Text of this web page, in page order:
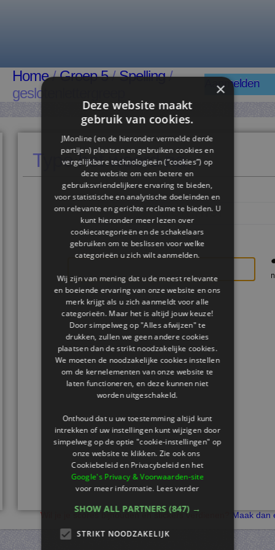
Home/Groep 5/Spelling/
geslotenlettergreep
Aanmelden
Type het woord na
trommel
Wil je je scores bijhouden en stickers verdienen? Maak dan
×
Deze website maakt
gebruik van cookies.
JMonline (en de hieronder vermelde derde
partijen) plaatsen en gebruiken cookies en
vergelijkbare technologieën (“cookies”) op
deze website om een ​​betere en
gebruiksvriendelijkere ervaring te bieden,
voor statistische en analytische doeleinden en
om relevante en gerichte reclame te bieden. U
kunt hieronder meer lezen over
cookiecategorieën en de schakelaars
gebruiken om te beslissen voor welke
categorieën u zich wilt aanmelden.
Wij zijn van mening dat u de meest relevante
en boeiende ervaring van onze website en ons
merk krijgt als u zich aanmeldt voor alle
categorieën. Maar het is altijd jouw keuze!
Door simpelweg op "Alles afwijzen" te
drukken, zullen we geen andere cookies
plaatsen dan de strikt noodzakelijke cookies.
We moeten de noodzakelijke cookies instellen
om de kernelementen van onze website te
laten functioneren, en deze kunnen niet
worden uitgeschakeld.
Onthoud dat u uw toestemming altijd kunt
intrekken of uw instellingen kunt wijzigen door
simpelweg op de optie "cookie-instellingen" op
onze website te klikken. Zie ook ons ​​
Cookiebeleid en Privacybeleid en het
Google's Privacy & Voorwaarden-site
voor meer informatie.Lees verder
SHOW ALL PARTNERS (847) →
STRIKT NOODZAKELIJK